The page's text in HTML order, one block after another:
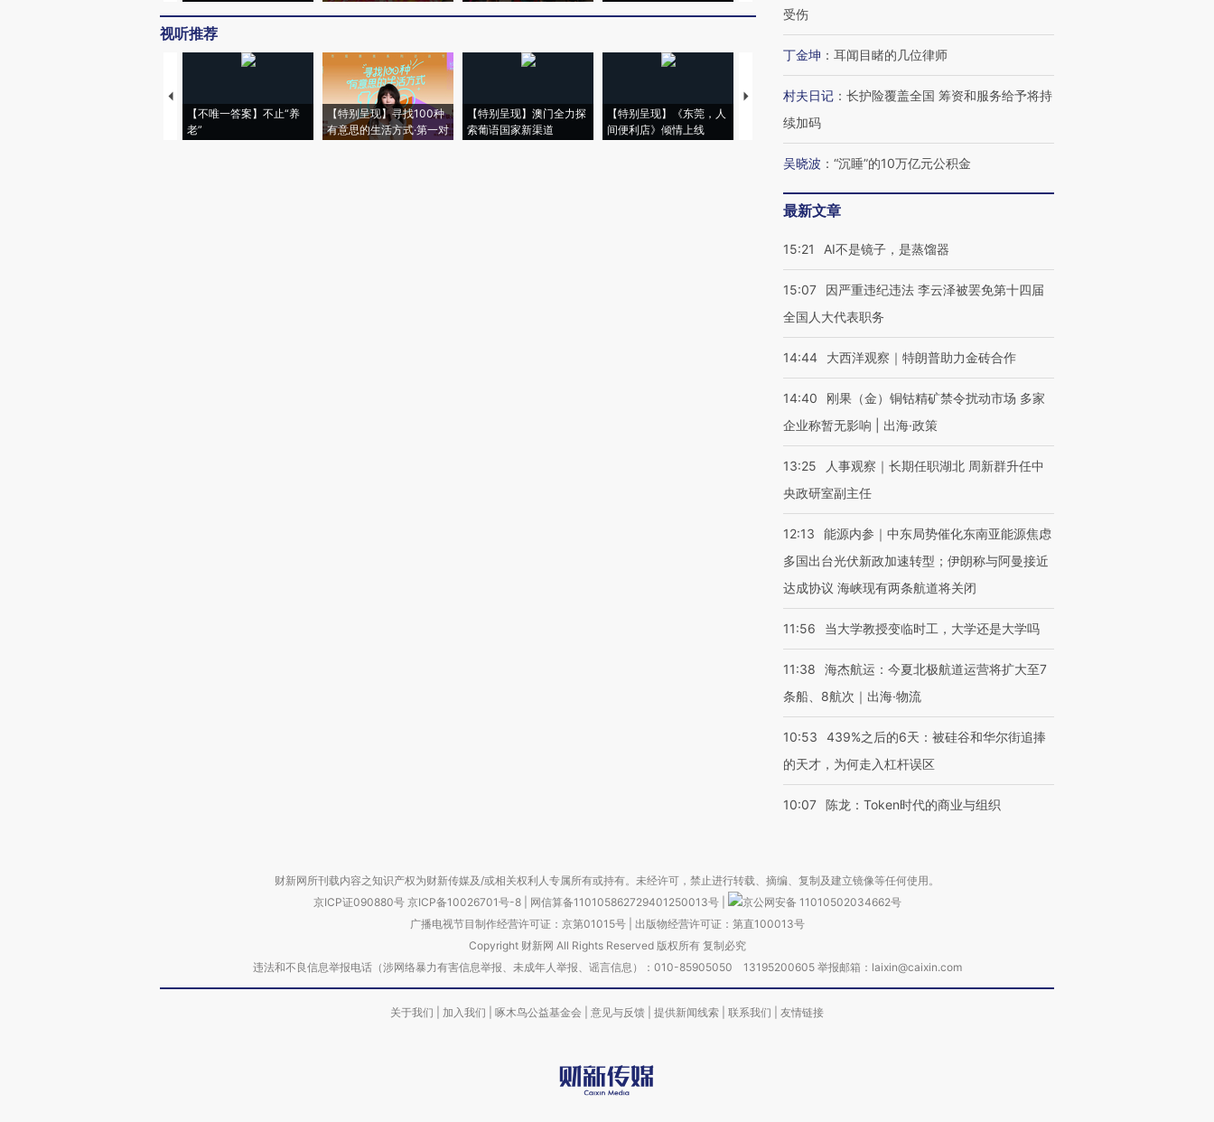
视听推荐
【不唯一答案】不止“养
老”
【特别呈现】寻找100种
有意思的生活方式·第一对
【特别呈现】澳门全力探
索葡语国家新渠道
【特别呈现】《东莞，人
间便利店》倾情上线
【推广】走进第四届链博
会，让数智科技“链”接产
【商旅对话】华住集团
受伤
丁金坤 ： 耳闻目睹的几位律师
村夫日记 ： 长护险覆盖全国 筹资和服务给予将持
续加码
吴晓波 ： “沉睡”的10万亿元公积金
最新文章
15:21 AI不是镜子，是蒸馏器
15:07
因严重违纪违法 李云泽被罢免第十四届
全国人大代表职务
14:44 大西洋观察｜特朗普助力金砖合作
14:40
刚果（金）铜钴精矿禁令扰动市场 多家
企业称暂无影响 | 出海·政策
13:25
人事观察｜长期任职湖北 周新群升任中
央政研室副主任
12:13
能源内参｜中东局势催化东南亚能源焦虑
多国出台光伏新政加速转型；伊朗称与阿曼接近
达成协议 海峡现有两条航道将关闭
11:56 当大学教授变临时工，大学还是大学吗
11:38
海杰航运：今夏北极航道运营将扩大至7
条船、8航次｜出海·物流
10:53
439%之后的6天：被硅谷和华尔街追捧
的天才，为何走入杠杆误区
10:07 陈龙：Token时代的商业与组织
财新网所刊载内容之知识产权为财新传媒及/或相关权利人专属所有或持有。未经许可，禁止进行转载、摘编、复制及建立镜像等任何使用。
京ICP证090880号 京ICP备10026701号-8 网信算备110105862729401250013号
京公网安备 11010502034662号
广播电视节目制作经营许可证：京第01015号| 出版物经营许可证：第直100013号
Copyright 财新网 All Rights Reserved 版权所有 复制必究
违法和不良信息举报电话（涉网络暴力有害信息举报、未成年人举报、谣言信息）：010-85905050 13195200605 举报邮箱：laixin@caixin.com
关于我们 加入我们 啄木鸟公益基金会 意见与反馈 提供新闻线索 联系我们 友情链接